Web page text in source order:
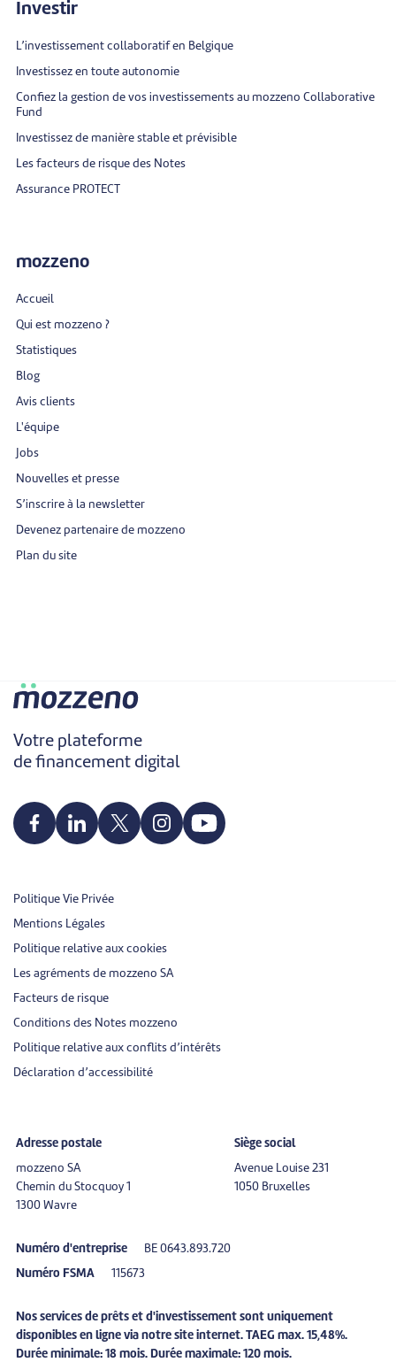
Investir
L’investissement collaboratif en Belgique
Investissez en toute autonomie
Confiez la gestion de vos investissements au mozzeno Collaborative
Fund
Investissez de manière stable et prévisible
Les facteurs de risque des Notes
Assurance PROTECT
mozzeno
Accueil
Qui est mozzeno ?
Statistiques
Blog
Avis clients
L'équipe
Jobs
Nouvelles et presse
S’inscrire à la newsletter
Devenez partenaire de mozzeno
Plan du site
Votre plateforme
de financement digital
Politique Vie Privée
Mentions Légales
Politique relative aux cookies
Les agréments de mozzeno SA
Facteurs de risque
Conditions des Notes mozzeno
Politique relative aux conflits d’intérêts
Déclaration d’accessibilité
Adresse postale
mozzeno SA
Chemin du Stocquoy 1
1300 Wavre
Siège social
Avenue Louise 231
1050 Bruxelles
Numéro d'entreprise BE 0643.893.720
Numéro FSMA 115673
Nos services de prêts et d'investissement sont uniquement
disponibles en ligne via notre site internet. TAEG max. 15,48%.
Durée minimale: 18 mois. Durée maximale: 120 mois.